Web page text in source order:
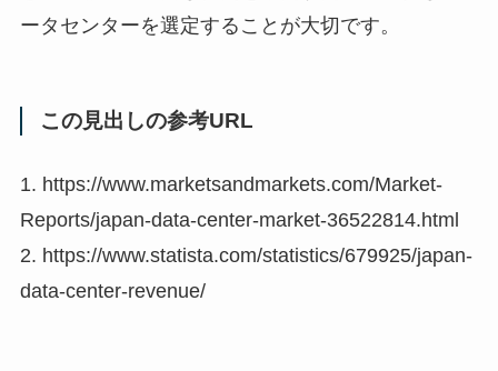
ータセンターを選定することが大切です。
この見出しの参考URL
1. https://www.marketsandmarkets.com/Market-
Reports/japan-data-center-market-36522814.html
2. https://www.statista.com/statistics/679925/japan-
data-center-revenue/